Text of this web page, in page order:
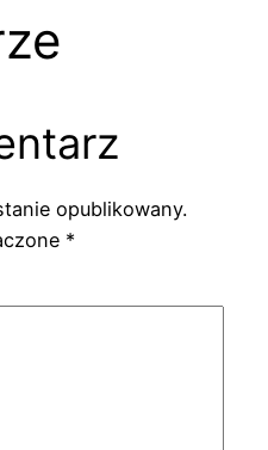
opublikowany.
*